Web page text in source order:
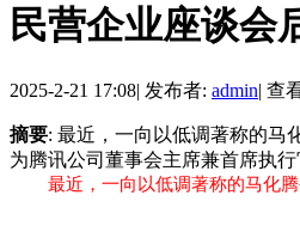
民营企业座谈会
2025-2-21 17:08| 发布者: admin| 查
摘要: 最近，一向以低调著称的马
为腾讯公司董事会主席兼首席执行
最近，一向以低调著称的马化腾